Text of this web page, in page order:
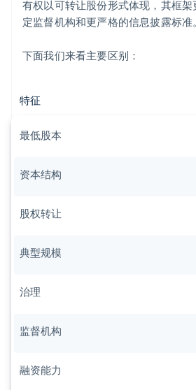
有权以可转让股份形式体现，其框
定监督机构和更严格的信息披露标准。
下面我们来看主要区别：
特征
最低股本
资本结构
股权转让
典型规模
治理
监督机构
融资能力